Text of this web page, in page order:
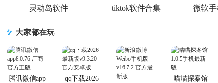
灵动岛软件 tiktok软件合集 微软手
大家都在玩
腾讯微信app
qq下载2026
喵喵探案馆